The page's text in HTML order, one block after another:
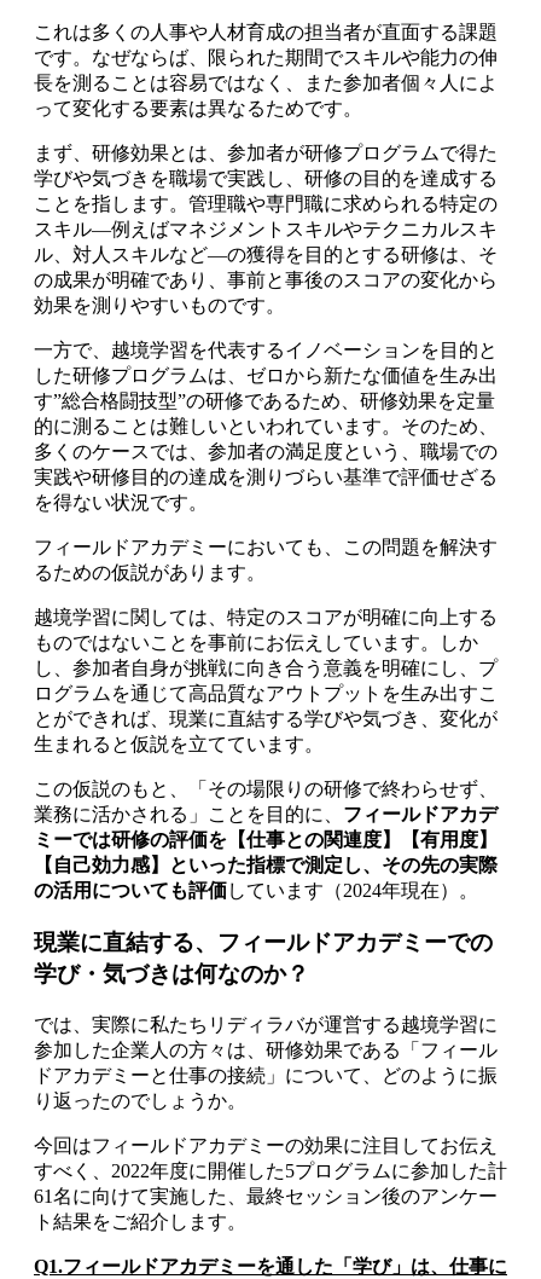
これは多くの人事や人材育成の担当者が直面する課題
です。なぜならば、限られた期間でスキルや能力の伸
長を測ることは容易ではなく、また参加者個々人によ
って変化する要素は異なるためです。
まず、研修効果とは、参加者が研修プログラムで得た
学びや気づきを職場で実践し、研修の目的を達成する
ことを指します。管理職や専門職に求められる特定の
スキル—例えばマネジメントスキルやテクニカルスキ
ル、対人スキルなど—の獲得を目的とする研修は、そ
の成果が明確であり、事前と事後のスコアの変化から
効果を測りやすいものです。
一方で、越境学習を代表するイノベーションを目的と
した研修プログラムは、ゼロから新たな価値を生み出
す”総合格闘技型”の研修であるため、研修効果を定量
的に測ることは難しいといわれています。そのため、
多くのケースでは、参加者の満足度という、職場での
実践や研修目的の達成を測りづらい基準で評価せざる
を得ない状況です。
フィールドアカデミーにおいても、この問題を解決す
るための仮説があります。
越境学習に関しては、特定のスコアが明確に向上する
ものではないことを事前にお伝えしています。しか
し、参加者自身が挑戦に向き合う意義を明確にし、プ
ログラムを通じて高品質なアウトプットを生み出すこ
とができれば、現業に直結する学びや気づき、変化が
生まれると仮説を立てています。
この仮説のもと、「その場限りの研修で終わらせず、
業務に活かされる」ことを目的に、 フィールドアカデ
ミーでは研修の評価を【仕事との関連度】【有用度】
【自己効力感】といった指標で測定し、その先の実際
の活用についても評価しています（2024年現在）。
現業に直結する、フィールドアカデミーでの
学び・気づきは何なのか？
では、実際に私たちリディラバが運営する越境学習に
参加した企業人の方々は、研修効果である「フィール
ドアカデミーと仕事の接続」について、どのように振
り返ったのでしょうか。
今回はフィールドアカデミーの効果に注目してお伝え
すべく、2022年度に開催した5プログラムに参加した計
61名に向けて実施した、最終セッション後のアンケー
ト結果をご紹介します。
Q1.フィールドアカデミーを通した「学び」は、仕事に